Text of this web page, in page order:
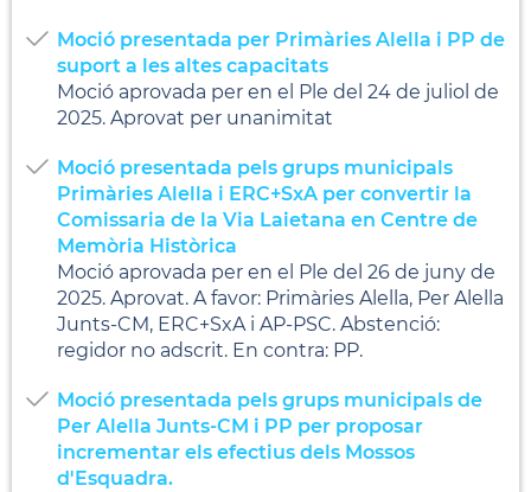
Moció presentada per Primàries Alella i PP de
suport a les altes capacitats
Moció aprovada per en el Ple del 24 de juliol de
2025. Aprovat per unanimitat
Moció presentada pels grups municipals
Primàries Alella i ERC+SxA per convertir la
Comissaria de la Via Laietana en Centre de
Memòria Històrica
Moció aprovada per en el Ple del 26 de juny de
2025. Aprovat. A favor: Primàries Alella, Per Alella
Junts-CM, ERC+SxA i AP-PSC. Abstenció:
regidor no adscrit. En contra: PP.
Moció presentada pels grups municipals de
Per Alella Junts-CM i PP per proposar
incrementar els efectius dels Mossos
d'Esquadra.